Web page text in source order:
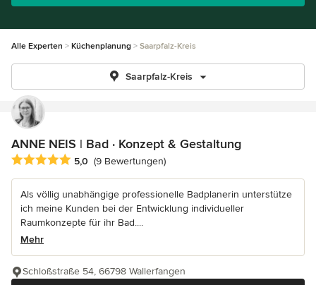
Alle Experten Küchenplanung Saarpfalz-Kreis
Saarpfalz-Kreis
ANNE NEIS | Bad · Konzept & Gestaltung
Durchschnittliche Bewertung: 5 von 5 Sternen
5,0 (9 Bewertungen)
Als völlig unabhängige professionelle Badplanerin unterstütze
ich meine Kunden bei der Entwicklung individueller
Raumkonzepte für ihr Bad....
Mehr
Schloßstraße 54, 66798 Wallerfangen